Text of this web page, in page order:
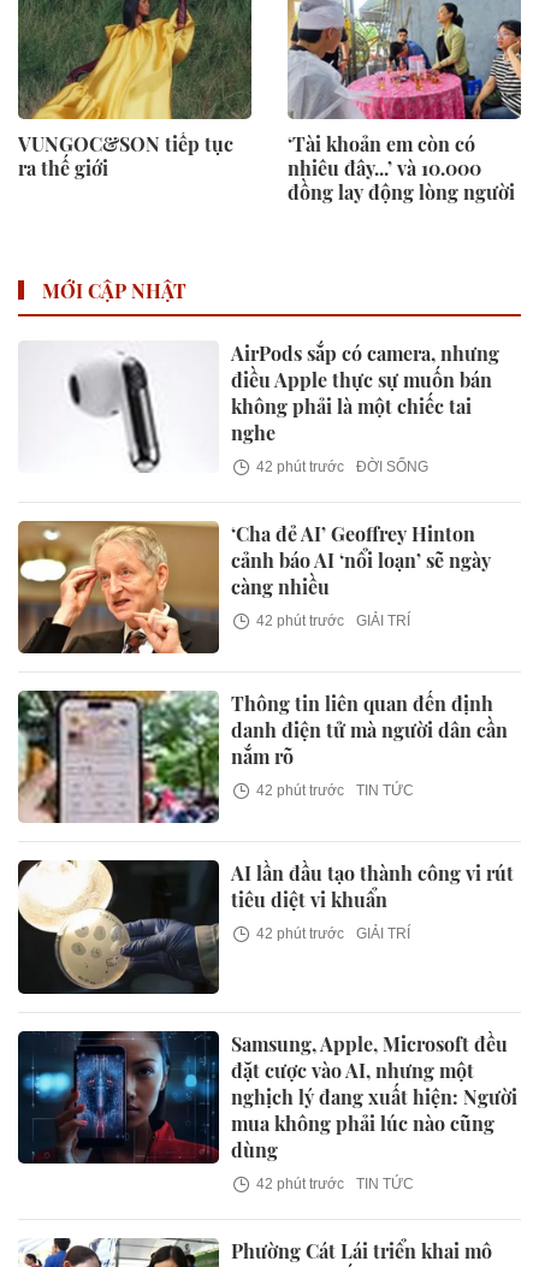
VUNGOC&SON tiếp tục
ra thế giới
‘Tài khoản em còn có
nhiêu đây...’ và 10.000
đồng lay động lòng người
MỚI CẬP NHẬT
AirPods sắp có camera, nhưng
điều Apple thực sự muốn bán
không phải là một chiếc tai
nghe
42 phút trước ĐỜI SỐNG
‘Cha đẻ AI’ Geoffrey Hinton
cảnh báo AI ‘nổi loạn’ sẽ ngày
càng nhiều
42 phút trước GIẢI TRÍ
Thông tin liên quan đến định
danh điện tử mà người dân cần
nắm rõ
42 phút trước TIN TỨC
AI lần đầu tạo thành công vi rút
tiêu diệt vi khuẩn
42 phút trước GIẢI TRÍ
Samsung, Apple, Microsoft đều
đặt cược vào AI, nhưng một
nghịch lý đang xuất hiện: Người
mua không phải lúc nào cũng
dùng
42 phút trước TIN TỨC
Phường Cát Lái triển khai mô